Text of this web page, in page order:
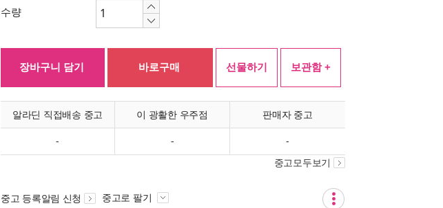
수량
장바구니 담기 바로구매 선물하기 보관함 +
알라딘 직접배송 중고 이 광활한 우주점 판매자 중고
- - -
중고모두보기
중고 등록알림 신청 중고로 팔기